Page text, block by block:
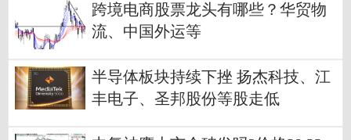
跨境电商股票龙头有哪些？华贸物
流、中国外运等
半导体板块持续下挫 扬杰科技、江
丰电子、圣邦股份等股走低